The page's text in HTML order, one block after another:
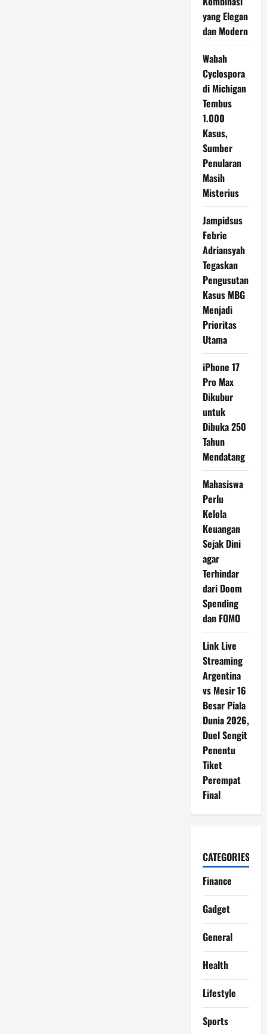
yang Elegan
dan Modern
Wabah
Cyclospora
di Michigan
Tembus
1.000
Kasus,
Sumber
Penularan
Masih
Misterius
Jampidsus
Febrie
Adriansyah
Tegaskan
Pengusutan
Kasus MBG
Menjadi
Prioritas
Utama
iPhone 17
Pro Max
Dikubur
untuk
Dibuka 250
Tahun
Mendatang
Mahasiswa
Perlu
Kelola
Keuangan
Sejak Dini
agar
Terhindar
dari Doom
Spending
dan FOMO
Link Live
Streaming
Argentina
vs Mesir 16
Besar Piala
Dunia 2026,
Duel Sengit
Penentu
Tiket
Perempat
Final
CATEGORIES
Finance
Gadget
General
Health
Lifestyle
Sports